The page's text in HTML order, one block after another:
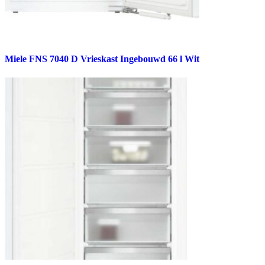
Miele FNS 7040 D Vrieskast Ingebouwd 66 l Wit